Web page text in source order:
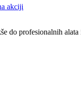
akciji
do profesionalnih alata